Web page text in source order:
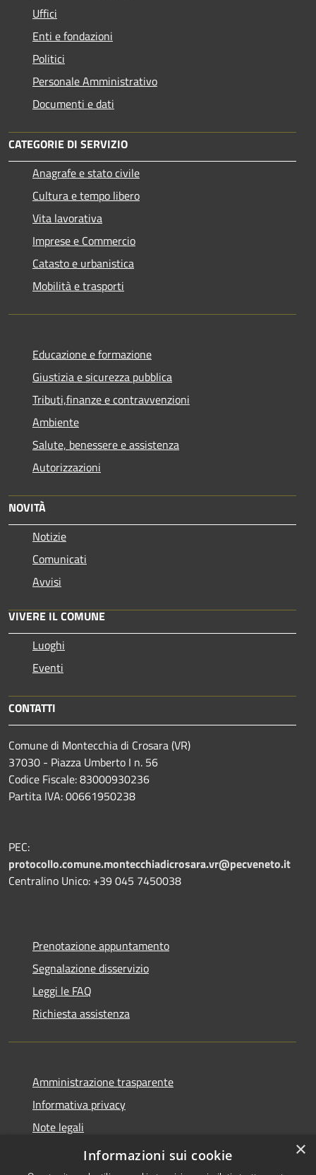
Uffici
Enti e fondazioni
Politici
Personale Amministrativo
Documenti e dati
CATEGORIE DI SERVIZIO
Anagrafe e stato civile
Cultura e tempo libero
Vita lavorativa
Imprese e Commercio
Catasto e urbanistica
Mobilità e trasporti
Educazione e formazione
Giustizia e sicurezza pubblica
Tributi,finanze e contravvenzioni
Ambiente
Salute, benessere e assistenza
Autorizzazioni
NOVITÀ
Notizie
Comunicati
Avvisi
VIVERE IL COMUNE
Luoghi
Eventi
CONTATTI
Comune di Montecchia di Crosara (VR)
37030 - Piazza Umberto I n. 56
Codice Fiscale: 83000930236
Partita IVA: 00661950238
PEC:
protocollo.comune.montecchiadicrosara.vr@pecveneto.it
Centralino Unico: +39 045 7450038
Prenotazione appuntamento
Segnalazione disservizio
Leggi le FAQ
Richiesta assistenza
Amministrazione trasparente
Informativa privacy
Note legali
Dichiarazione di accessibilità
×
Informazioni sui cookie